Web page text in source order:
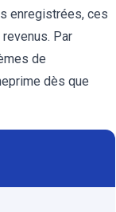
enregistrées, ces
Par
de
dès que